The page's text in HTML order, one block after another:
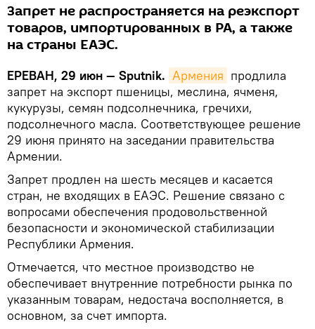
Запрет не распространяется на реэкспорт
товаров, импортированных в РА, а также
на страны ЕАЭС.
ЕРЕВАН, 29 июн — Sputnik. Армения продлила
запрет на экспорт пшеницы, меслина, ячменя,
кукурузы, семян подсолнечника, гречихи,
подсолнечного масла. Соответствующее решение
29 июня принято на заседании правительства
Армении.
Запрет продлен на шесть месяцев и касается
стран, не входящих в ЕАЭС. Решение связано с
вопросами обеспечения продовольственной
безопасности и экономической стабилизации
Республики Армения.
Отмечается, что местное производство не
обеспечивает внутренние потребности рынка по
указанным товарам, недостача восполняется, в
основном, за счет импорта.